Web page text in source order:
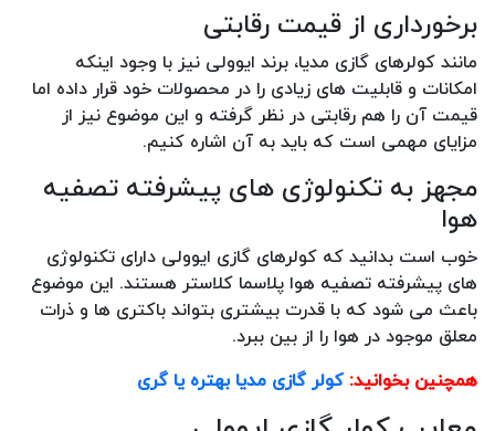
برخورداری از قیمت رقابتی
مانند کولرهای گازی مدیا، برند ایوولی نیز با وجود اینکه
امکانات و قابلیت های زیادی را در محصولات خود قرار داده اما
قیمت آن را هم رقابتی در نظر گرفته و این موضوع نیز از
مزایای مهمی است که باید به آن اشاره کنیم.
مجهز به تکنولوژی های پیشرفته تصفیه
هوا
خوب است بدانید که کولرهای گازی ایوولی دارای تکنولوژی
های پیشرفته تصفیه هوا پلاسما کلاستر هستند. این موضوع
باعث می شود که با قدرت بیشتری بتواند باکتری ها و ذرات
معلق موجود در هوا را از بین ببرد.
همچنین بخوانید: کولر گازی مدیا بهتره یا گری